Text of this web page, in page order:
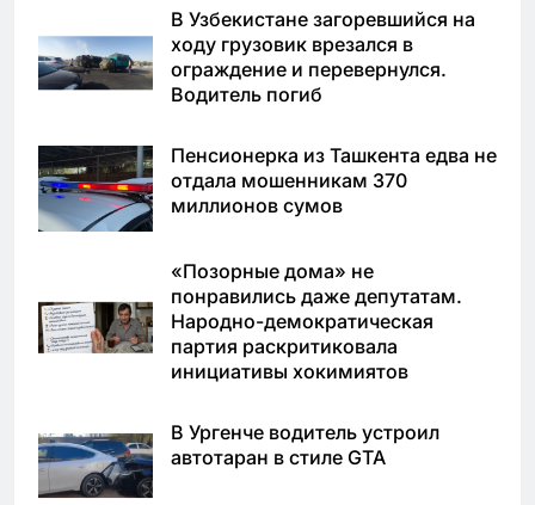
В Узбекистане загоревшийся на
ходу грузовик врезался в
ограждение и перевернулся.
Водитель погиб
Пенсионерка из Ташкента едва не
отдала мошенникам 370
миллионов сумов
«Позорные дома» не
понравились даже депутатам.
Народно-демократическая
партия раскритиковала
инициативы хокимиятов
В Ургенче водитель устроил
автотаран в стиле GTA